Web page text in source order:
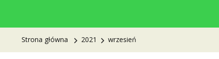
Strona główna 2021 wrzesień